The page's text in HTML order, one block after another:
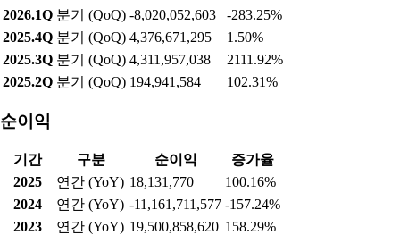
2026.1Q 분기 (QoQ) -8,020,052,603
-283.25%
2025.4Q 분기 (QoQ) 4,376,671,295
1.50%
2025.3Q 분기 (QoQ) 4,311,957,038
2111.92%
2025.2Q 분기 (QoQ) 194,941,584 102.31%
순이익
기간 구분 순이익
증가율
2025
연간 (YoY) 18,131,770
100.16%
2024
연간 (YoY) -11,161,711,577 -157.24%
2023
연간 (YoY) 19,500,858,620 158.29%